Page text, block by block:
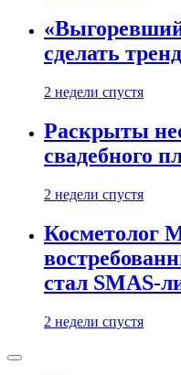
сделать
2 недели спустя
Раскрыты
свадебного
2 недели спустя
Косметолог
стал SMAS-
2 недели спустя